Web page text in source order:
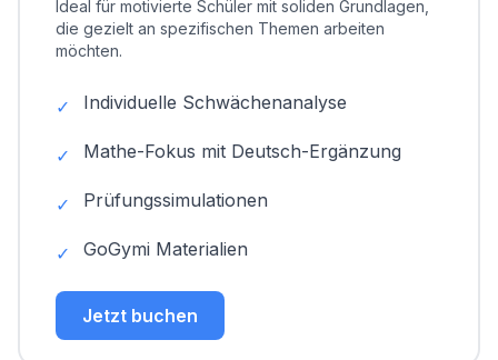
Ideal für motivierte Schüler mit soliden Grundlagen,
die gezielt an spezifischen Themen arbeiten
möchten.
✓ Individuelle Schwächenanalyse
✓ Mathe-Fokus mit Deutsch-Ergänzung
✓ Prüfungssimulationen
✓ GoGymi Materialien
Jetzt buchen